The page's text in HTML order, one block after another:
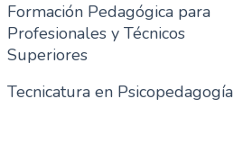
Formación Pedagógica para
Profesionales y Técnicos
Superiores
Tecnicatura en Psicopedagogía